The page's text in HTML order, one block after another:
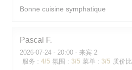
Bonne cuisine symphatique
Pascal F
2026-07-24 - 20:00 - 来宾 2
服务 : 4/5 氛围 : 3/5 菜单 : 3/5 质价比